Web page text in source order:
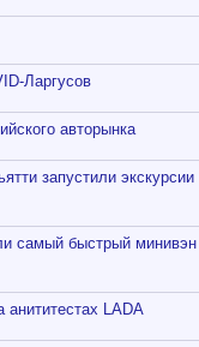
Ларгусов
авторынка
запустили экскурсии
самый быстрый минивэн
анититестах LADA